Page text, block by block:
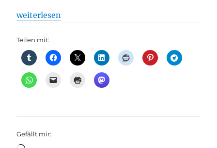
„Bahnverkehr: Reaktivierung der Goerzbahn, aus
weiterlesen
Teilen mit:
Gefällt mir: